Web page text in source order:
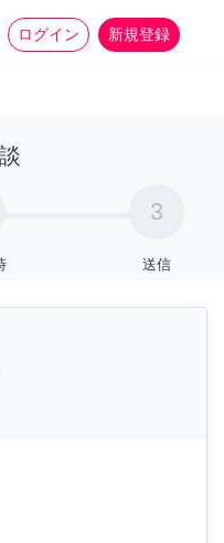
ログイン 新規登録
家事 more_horiz
3
送信